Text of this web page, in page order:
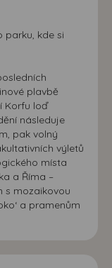
parku, kde si
plavbě
Korfu loď
následuje
pak volný
výletů
místa
a Říma –
s mozaikovou
a pramenům